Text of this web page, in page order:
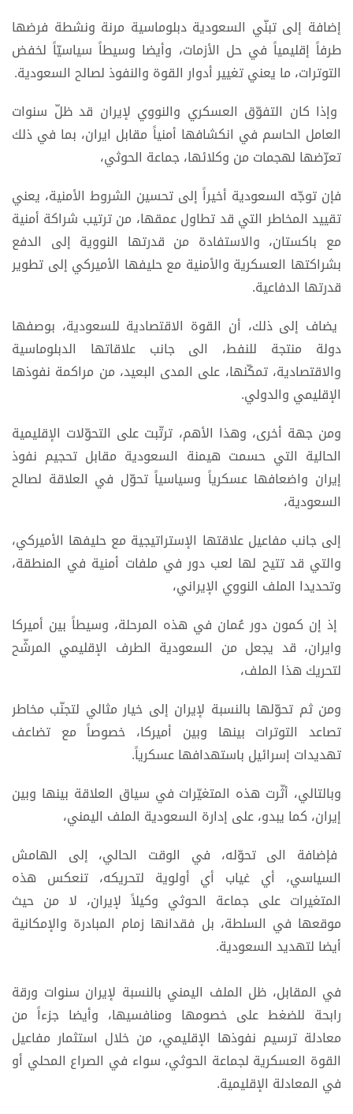
إضافة إلى تبنّي السعودية دبلوماسية مرنة ونشطة فرضها
طرفاً إقليمياً في حل الأزمات، وأيضا وسيطاً سياسيّاً لخفض
التوترات، ما يعني تغيير أدوار القوة والنفوذ لصالح السعودية.
وإذا كان التفوّق العسكري والنووي لإيران قد ظلّ سنوات
العامل الحاسم في انكشافها أمنياً مقابل ايران، بما في ذلك
تعرّضها لهجمات من وكلائها، جماعة الحوثي،
فإن توجّه السعودية أخيراً إلى تحسين الشروط الأمنية، يعني
تقييد المخاطر التي قد تطاول عمقها، من ترتيب شراكة أمنية
مع باكستان، والاستفادة من قدرتها النووية إلى الدفع
بشراكتها العسكرية والأمنية مع حليفها الأميركي إلى تطوير
قدرتها الدفاعية.
يضاف إلى ذلك، أن القوة الاقتصادية للسعودية، بوصفها
دولة منتجة للنفط، الى جانب علاقاتها الدبلوماسية
والاقتصادية، تمكّنها، على المدى البعيد، من مراكمة نفوذها
الإقليمي والدولي.
ومن جهة أخرى، وهذا الأهم، ترتّبت على التحوّلات الإقليمية
الحالية التي حسمت هيمنة السعودية مقابل تحجيم نفوذ
إيران واضعافها عسكرياً وسياسياً تحوّل في العلاقة لصالح
السعودية،
إلى جانب مفاعيل علاقتها الإستراتيجية مع حليفها الأميركي،
والتي قد تتيح لها لعب دور في ملفات أمنية في المنطقة،
وتحديدا الملف النووي الإيراني،
إذ إن كمون دور عُمان في هذه المرحلة، وسيطاً بين أميركا
وايران، قد يجعل من السعودية الطرف الإقليمي المرشّح
لتحريك هذا الملف،
ومن ثم تحوّلها بالنسبة لإيران إلى خيار مثالي لتجنّب مخاطر
تصاعد التوترات بينها وبين أميركا، خصوصاً مع تضاعف
تهديدات إسرائيل باستهدافها عسكرياً.
وبالتالي، أثّرت هذه المتغيّرات في سياق العلاقة بينها وبين
إيران، كما يبدو، على إدارة السعودية الملف اليمني،
فإضافة الى تحوّله، في الوقت الحالي، إلى الهامش
السياسي، أي غياب أي أولوية لتحريكه، تنعكس هذه
المتغيرات على جماعة الحوثي وكيلاً لإيران، لا من حيث
موقعها في السلطة، بل فقدانها زمام المبادرة والإمكانية
أيضا لتهديد السعودية.
في المقابل، ظل الملف اليمني بالنسبة لإيران سنوات ورقة
رابحة للضغط على خصومها ومنافسيها، وأيضا جزءاً من
معادلة ترسيم نفوذها الإقليمي، من خلال استثمار مفاعيل
القوة العسكرية لجماعة الحوثي، سواء في الصراع المحلي أو
في المعادلة الإقليمية.